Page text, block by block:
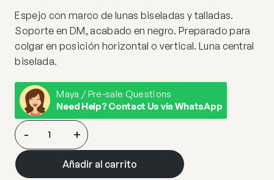
Espejo con marco de lunas biseladas y talladas.
Soporte en DM, acabado en negro. Preparado para
colgar en posición horizontal o vertical. Luna central
biselada.
Maya / Pre-sale Questions
Need Help? Contact Us via WhatsApp
ESPEJO
·CLEOPATRA·
120×78
cantidad
- +
Añadir al carrito